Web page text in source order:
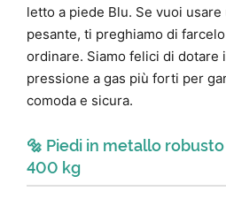
letto a piede Blu. Se vuoi
pesante, ti preghiamo di
ordinare. Siamo felici di dotare
pressione a gas più forti per
comoda e sicura.
🔩 Piedi in metallo
400 kg